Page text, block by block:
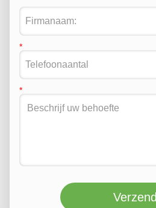
Verzend